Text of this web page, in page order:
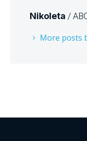
Nikoleta /
More posts